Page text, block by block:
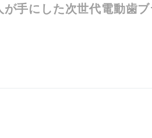
手にした次世代電動歯ブ